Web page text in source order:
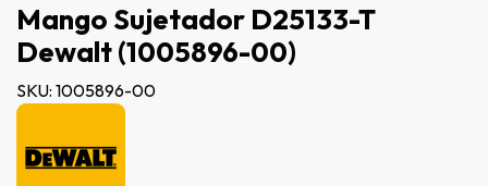
Mango Sujetador D25133-T
Dewalt (1005896-00)
SKU: 1005896-00